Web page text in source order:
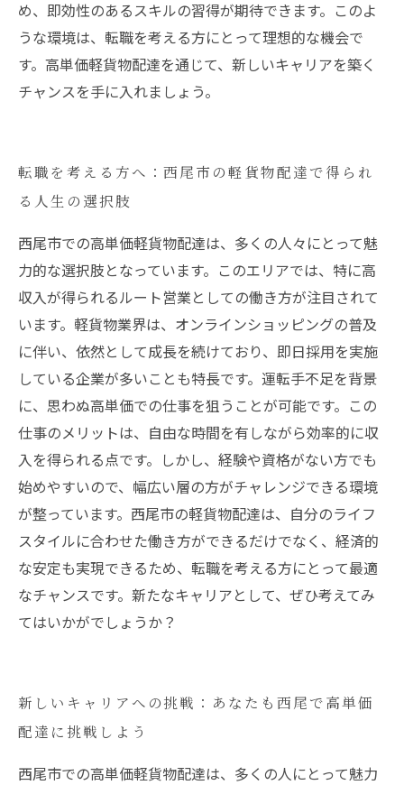
め、即効性のあるスキルの習得が期待できます。このよ
うな環境は、転職を考える方にとって理想的な機会で
す。高単価軽貨物配達を通じて、新しいキャリアを築く
チャンスを手に入れましょう。
転職を考える方へ：西尾市の軽貨物配達で得られ
る人生の選択肢
西尾市での高単価軽貨物配達は、多くの人々にとって魅
力的な選択肢となっています。このエリアでは、特に高
収入が得られるルート営業としての働き方が注目されて
います。軽貨物業界は、オンラインショッピングの普及
に伴い、依然として成長を続けており、即日採用を実施
している企業が多いことも特長です。運転手不足を背景
に、思わぬ高単価での仕事を狙うことが可能です。この
仕事のメリットは、自由な時間を有しながら効率的に収
入を得られる点です。しかし、経験や資格がない方でも
始めやすいので、幅広い層の方がチャレンジできる環境
が整っています。西尾市の軽貨物配達は、自分のライフ
スタイルに合わせた働き方ができるだけでなく、経済的
な安定も実現できるため、転職を考える方にとって最適
なチャンスです。新たなキャリアとして、ぜひ考えてみ
てはいかがでしょうか？
新しいキャリアへの挑戦：あなたも西尾で高単価
配達に挑戦しよう
西尾市での高単価軽貨物配達は、多くの人にとって魅力